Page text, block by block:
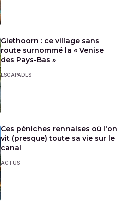
Giethoorn : ce village sans
route surnommé la « Venise
des Pays-Bas »
ESCAPADES
Ces péniches rennaises où l'on
vit (presque) toute sa vie sur le
canal
ACTUS